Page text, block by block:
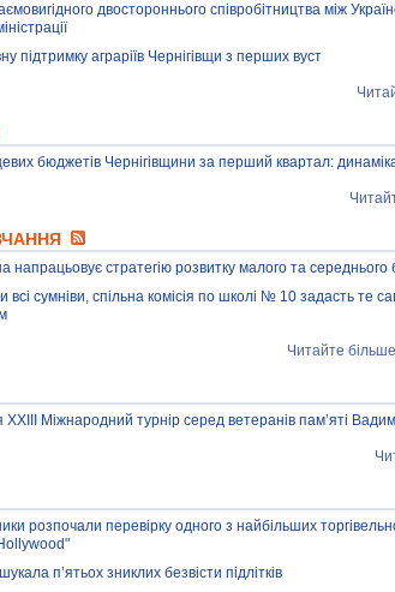
двостороннього співробітництва між
підтримку аграріїв Чернігівщи з перших вуст
бюджетів Чернігівщини за перший квартал:
напрацьовує стратегію розвитку малого та середнього
всі сумніви, спільна комісія по школі № 10 задасть те
Читайте більше
Міжнародний турнір серед ветеранів пам’яті
розпочали перевірку одного з найбільших
п’ятьох зниклих безвісти підлітків